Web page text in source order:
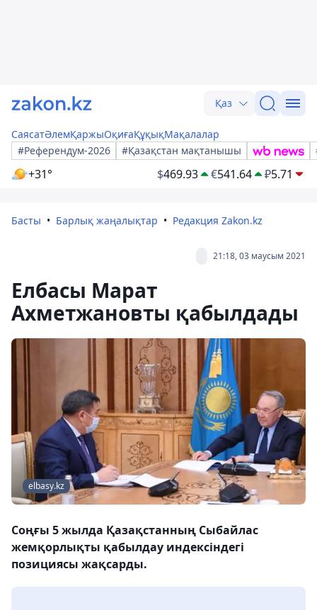
Қаз
СаясатӘлемҚаржыОқиғаҚұқықМақалалар
#Референдум-2026
#Қазақстан мақтанышы
+31° $469.93 €541.64 ₽5.71
Басты Барлық жаңалықтар Редакция Zakon.kz
21:18, 03 маусым 2021
Елбасы Марат
Ахметжановты қабылдады
elbasy.kz
Cоңғы 5 жылда Қазақстанның Сыбайлас
жемқорлықты қабылдау индексіндегі
позициясы жақсарды.